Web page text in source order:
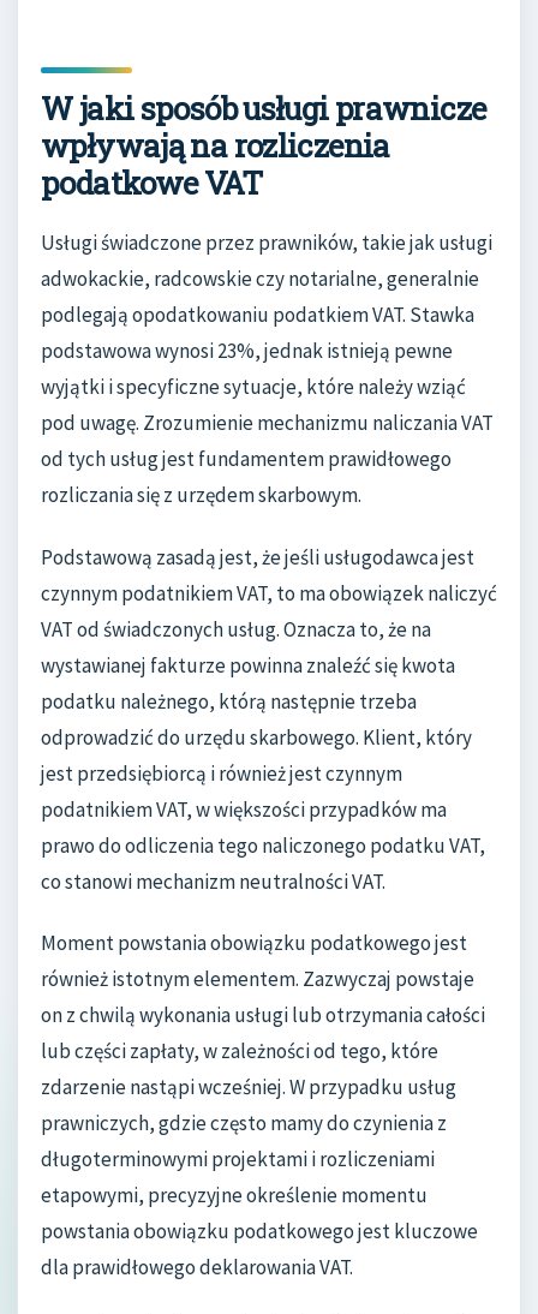
W jaki sposób usługi prawnicze
wpływają na rozliczenia
podatkowe VAT
Usługi świadczone przez prawników, takie jak usługi
adwokackie, radcowskie czy notarialne, generalnie
podlegają opodatkowaniu podatkiem VAT. Stawka
podstawowa wynosi 23%, jednak istnieją pewne
wyjątki i specyficzne sytuacje, które należy wziąć
pod uwagę. Zrozumienie mechanizmu naliczania VAT
od tych usług jest fundamentem prawidłowego
rozliczania się z urzędem skarbowym.
Podstawową zasadą jest, że jeśli usługodawca jest
czynnym podatnikiem VAT, to ma obowiązek naliczyć
VAT od świadczonych usług. Oznacza to, że na
wystawianej fakturze powinna znaleźć się kwota
podatku należnego, którą następnie trzeba
odprowadzić do urzędu skarbowego. Klient, który
jest przedsiębiorcą i również jest czynnym
podatnikiem VAT, w większości przypadków ma
prawo do odliczenia tego naliczonego podatku VAT,
co stanowi mechanizm neutralności VAT.
Moment powstania obowiązku podatkowego jest
również istotnym elementem. Zazwyczaj powstaje
on z chwilą wykonania usługi lub otrzymania całości
lub części zapłaty, w zależności od tego, które
zdarzenie nastąpi wcześniej. W przypadku usług
prawniczych, gdzie często mamy do czynienia z
długoterminowymi projektami i rozliczeniami
etapowymi, precyzyjne określenie momentu
powstania obowiązku podatkowego jest kluczowe
dla prawidłowego deklarowania VAT.